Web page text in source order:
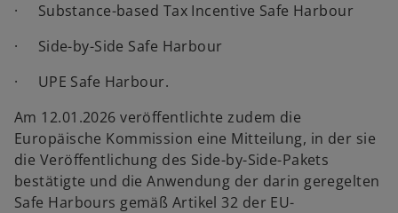
· Substance-based Tax Incentive Safe Harbour
· Side-by-Side Safe Harbour
· UPE Safe Harbour.
Am 12.01.2026 veröffentlichte zudem die
Europäische Kommission eine Mitteilung, in der sie
die Veröffentlichung des Side-by-Side-Pakets
bestätigte und die Anwendung der darin geregelten
Safe Harbours gemäß Artikel 32 der EU-